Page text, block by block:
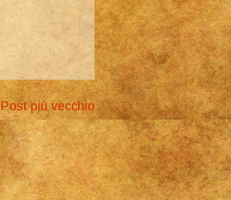
Post più vecchio